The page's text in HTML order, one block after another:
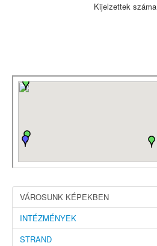
Kijelzettek száma
VÁROSUNK KÉPEKBEN
INTÉZMÉNYEK
STRAND